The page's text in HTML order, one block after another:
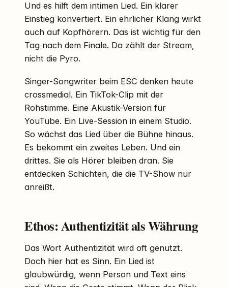
Und es hilft dem intimen Lied. Ein klarer
Einstieg konvertiert. Ein ehrlicher Klang wirkt
auch auf Kopfhörern. Das ist wichtig für den
Tag nach dem Finale. Da zählt der Stream,
nicht die Pyro.
Singer-Songwriter beim ESC denken heute
crossmedial. Ein TikTok-Clip mit der
Rohstimme. Eine Akustik-Version für
YouTube. Ein Live-Session in einem Studio.
So wächst das Lied über die Bühne hinaus.
Es bekommt ein zweites Leben. Und ein
drittes. Sie als Hörer bleiben dran. Sie
entdecken Schichten, die die TV-Show nur
anreißt.
Ethos: Authentizität als Währung
Das Wort Authentizität wird oft genutzt.
Doch hier hat es Sinn. Ein Lied ist
glaubwürdig, wenn Person und Text eins